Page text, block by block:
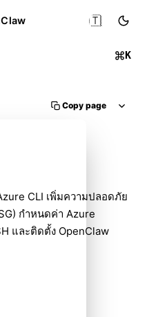
K
🇹🇭
Copy page
CLI เพิ่มความปลอดภัย
กำหนดค่า Azure
และติดตั้ง OpenClaw